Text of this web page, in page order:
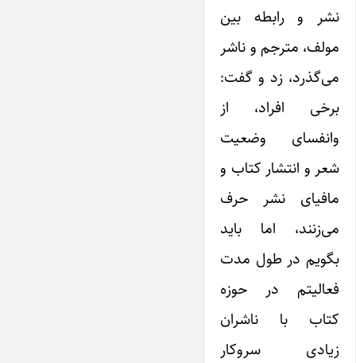
نشر و رابطه بین
مولف، مترجم و ناشر
می‌گذرد، زد و گفت:
برخی افراد، از
وانفسای وضعیت
شعر و انتشار کتاب و
مافیای نشر حرف
می‌زنند،‌ اما باید
بگویم در طول مدت
فعالیتم در حوزه
کتاب با ناشران
زیادی سروکار